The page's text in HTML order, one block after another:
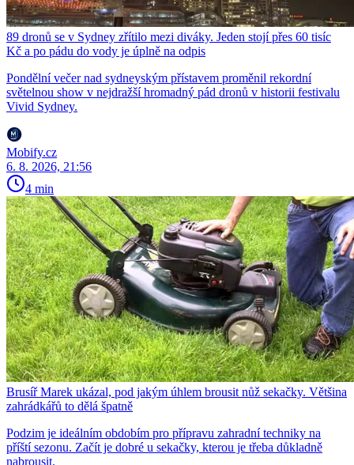
89 dronů se v Sydney zřítilo mezi diváky. Jeden stojí přes 60 tisíc
Kč a po pádu do vody je úplně na odpis
Pondělní večer nad sydneyským přístavem proměnil rekordní
světelnou show v nejdražší hromadný pád dronů v historii festivalu
Vivid Sydney.
Mobify.cz
6. 8. 2026, 21:56
4 min
Brusíř Marek ukázal, pod jakým úhlem brousit nůž sekačky. Většina
zahrádkářů to dělá špatně
Podzim je ideálním obdobím pro přípravu zahradní techniky na
příští sezonu. Začít je dobré u sekačky, kterou je třeba důkladně
nabrousit.